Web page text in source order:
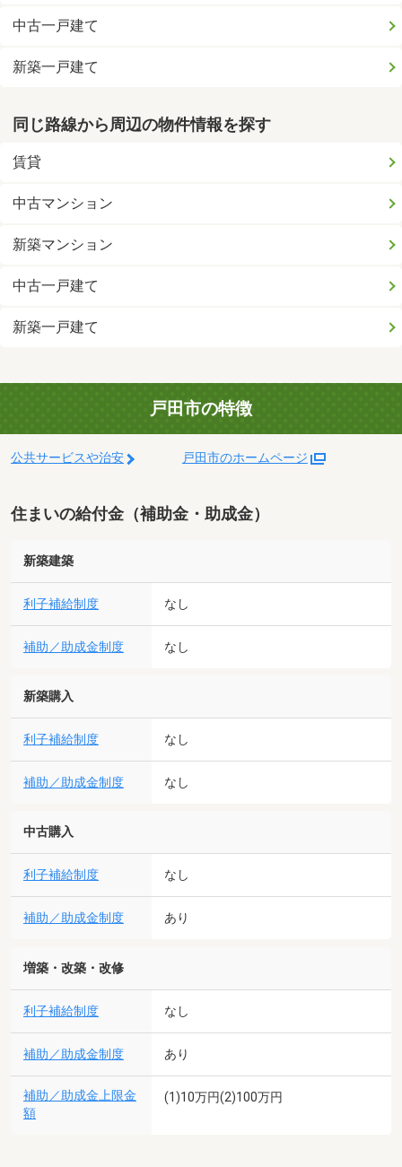
中古一戸建て
新築一戸建て
同じ路線から周辺の物件情報を探す
賃貸
中古マンション
新築マンション
中古一戸建て
新築一戸建て
戸田市の特徴
公共サービスや治安 戸田市のホームページ
住まいの給付金（補助金・助成金）
新築建築
利子補給制度 なし
補助／助成金制度 なし
新築購入
利子補給制度 なし
補助／助成金制度 なし
中古購入
利子補給制度 なし
補助／助成金制度 あり
増築・改築・改修
利子補給制度 なし
補助／助成金制度 あり
補助／助成金上限金
額
(1)10万円(2)100万円